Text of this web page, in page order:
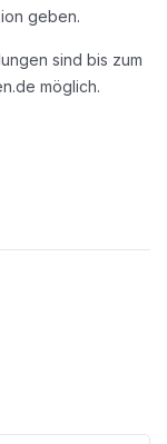
geben.
sind bis zum
möglich.